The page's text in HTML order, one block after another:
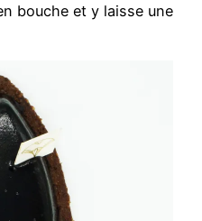
bouche et y laisse une